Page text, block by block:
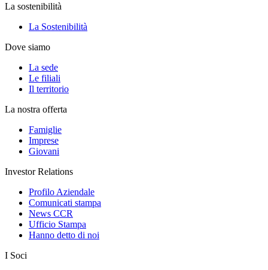
La sostenibilità
La Sostenibilità
Dove siamo
La sede
Le filiali
Il territorio
La nostra offerta
Famiglie
Imprese
Giovani
Investor Relations
Profilo Aziendale
Comunicati stampa
News CCR
Ufficio Stampa
Hanno detto di noi
I Soci